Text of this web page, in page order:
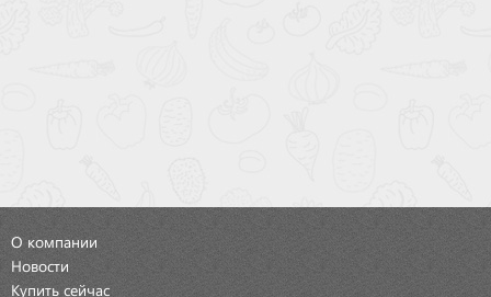
О компании
Новости
Купить сейчас